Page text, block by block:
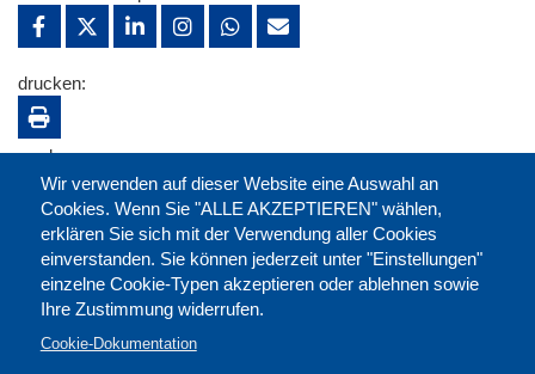
Wir verwenden auf dieser Website eine Auswahl an
Cookies. Wenn Sie "ALLE AKZEPTIEREN" wählen,
erklären Sie sich mit der Verwendung aller Cookies
einverstanden. Sie können jederzeit unter "Einstellungen"
einzelne Cookie-Typen akzeptieren oder ablehnen sowie
Ihre Zustimmung widerrufen.
Cookie-Dokumentation
drucken:
merken: